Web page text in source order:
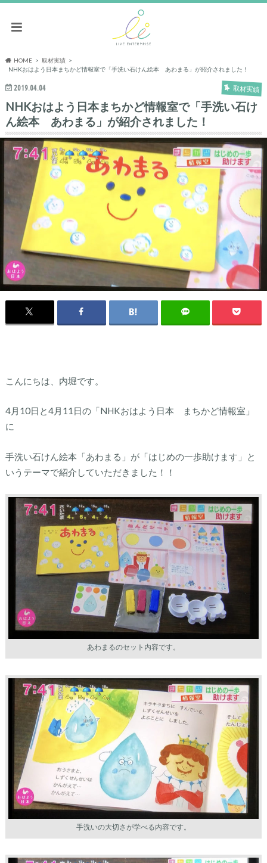
HOME
取材実績
NHKおはよう日本まちかど情報室で「手洗い石けん絵本 あわまる」が紹介されました！
2019.04.04 取材実績
NHKおはよう日本まちかど情報室で「手洗い石け
ん絵本 あわまる」が紹介されました！
こんにちは、内堀です。
4月10日と4月11日の「NHKおはよう日本 まちかど情報室」
に
手洗い石けん絵本「あわまる」が「はじめの一歩助けます」と
いうテーマで紹介していただきました！！
あわまるのセット内容です。
手洗いの大切さが学べる内容です。